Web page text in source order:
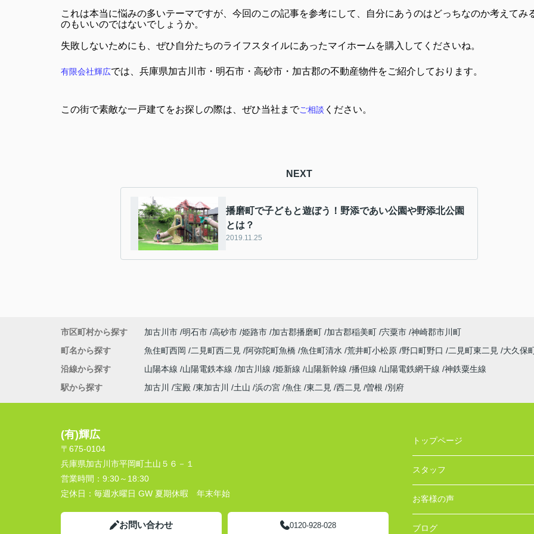
これは本当に悩みの多いテーマですが、今回のこの記事を参考にして、自分にあうのはどっちなのか考えてみ
のもいいのではないでしょうか。
失敗しないためにも、ぜひ自分たちのライフスタイルにあったマイホームを購入してくださいね。
有限会社輝広では、兵庫県加古川市・明石市・高砂市・加古郡の不動産物件をご紹介しております。
この街で素敵な一戸建てをお探しの際は、ぜひ当社までご相談 ください。
NEXT
播磨町で子どもと遊ぼう！野添であい公園や野添北公園
とは？
2019.11.25
市区町村から探す 加古川市 明石市 高砂市 姫路市 加古郡播磨町 加古郡稲美町 宍粟市 神崎郡市川町
町名から探す
魚住町西岡 二見町西二見 阿弥陀町魚橋 魚住町清水 荒井町小松原 野口町野口 二見町東二見
大久保
沿線から探す
山陽本線 山陽電鉄本線 加古川線 姫新線 山陽新幹線 播但線 山陽電鉄網干線 神鉄粟生線
駅から探す
加古川 宝殿 東加古川 土山 浜の宮 魚住 東二見 西二見 曽根 別府
(有)輝広
〒675-0104
兵庫県加古川市平岡町土山５６－１
営業時間： 9:30～18:30
定休日： 毎週水曜日 GW 夏期休暇 年末年始
お問い合わせ 0120-928-028
トップページ
スタッフ
お客様の声
ブログ